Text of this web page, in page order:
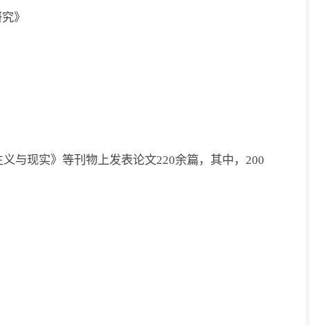
》
与现实》等刊物上发表论文220余篇，其中，200